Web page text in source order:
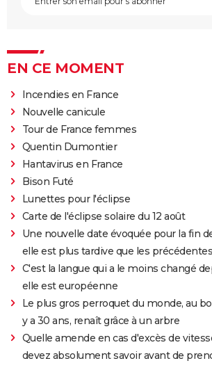
EN CE MOMENT
Incendies en France
Nouvelle canicule
Tour de France femmes
Quentin Dumontier
Hantavirus en France
Bison Futé
Lunettes pour l'éclipse
Carte de l'éclipse solaire du 12 août
Une nouvelle date évoquée pour la fin
elle est plus tardive que les
C'est la langue qui a le moins changé
elle est européenne
Le plus gros perroquet du monde, au
y a 30 ans, renaît grâce à un arbre
Quelle amende en cas d'excès de
devez absolument savoir avant de